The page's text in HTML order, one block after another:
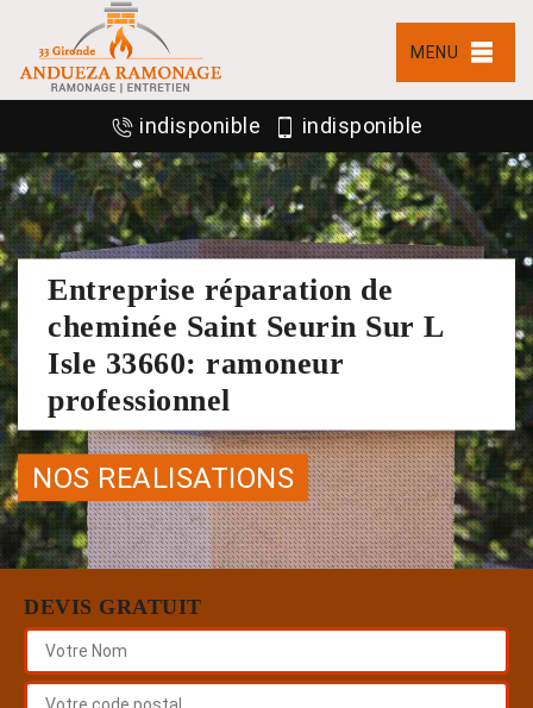
MENU
indisponible indisponible
Entreprise réparation de
cheminée Saint Seurin Sur L
Isle 33660: ramoneur
professionnel
NOS REALISATIONS
DEVIS GRATUIT